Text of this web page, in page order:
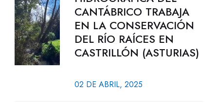
CANTÁBRICO TRABAJA
EN LA CONSERVACIÓN
DEL RÍO RAÍCES EN
CASTRILLÓN (ASTURIAS)
02 DE ABRIL, 2025